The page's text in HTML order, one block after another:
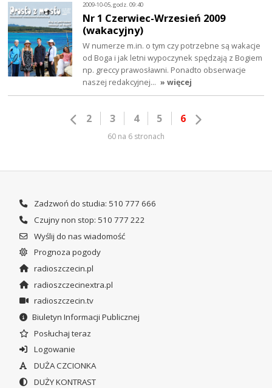
2009-10-05, godz. 09:40
Nr 1 Czerwiec-Wrzesień 2009
(wakacyjny)
W numerze m.in. o tym czy potrzebne są wakacje
od Boga i jak letni wypoczynek spędzają z Bogiem
np. greccy prawosławni. Ponadto obserwacje
naszej redakcyjnej… » więcej
2 3 4 5 6
60 na 6 stronach
Zadzwoń do studia: 510 777 666
Czujny non stop: 510 777 222
Wyślij do nas wiadomość
Prognoza pogody
radioszczecin.pl
radioszczecinextra.pl
radioszczecin.tv
Biuletyn Informacji Publicznej
Posłuchaj teraz
Logowanie
DUŻA CZCIONKA
DUŻY KONTRAST